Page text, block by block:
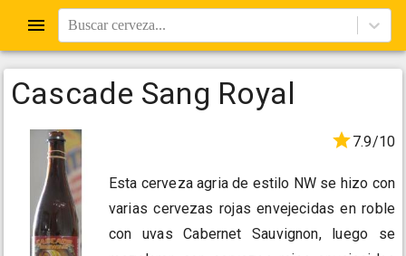
Buscar cerveza...
Cascade Sang Royal
7.9/10
Esta cerveza agria de estilo NW se hizo con
varias cervezas rojas envejecidas en roble
con uvas Cabernet Sauvignon, luego se